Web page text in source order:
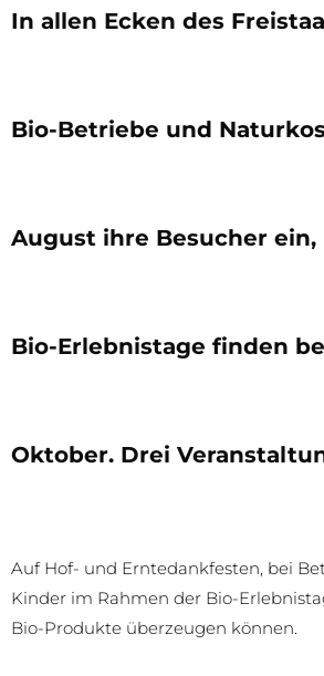
In allen Ecken des
Bio-Betriebe und
August ihre Besucher
Bio-Erlebnistage finden
Oktober. Drei
Auf Hof- und Erntedankfesten, bei
Kinder im Rahmen der Bio-
Bio-Produkte überzeugen können.